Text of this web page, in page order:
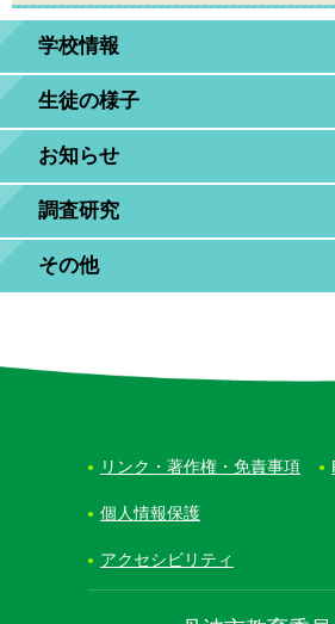
学校情報
生徒の様子
お知らせ
調査研究
その他
リンク・著作権・免責事項
個人情報保護
アクセシビリティ